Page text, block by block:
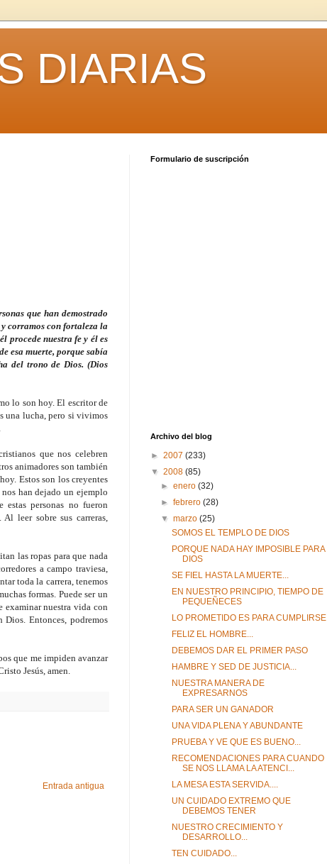
DIARIAS
que han demostrado
corramos con fortaleza la
procede nuestra fe y él es
esa muerte, porque sabía
del trono de Dios. (Dios
lo son hoy. El escritor de
una lucha, pero si vivimos
que nos celebren
animadores son también
Estos son los creyentes
han dejado un ejemplo
estas personas no fueron
leer sobre sus carreras,
las ropas para que nada
a campo traviesa,
toda la carrera, tenemos
formas. Puede ser un
examinar nuestra vida con
Entonces, podremos
que me impiden avanzar
Jesús, amen.
Entrada antigua
Formulario de suscripción
Archivo del blog
► 2007 (233)
▼ 2008 (85)
►enero(32)
►febrero(28)
▼marzo(25)
SOMOS EL TEMPLO DE DIOS
PORQUE NADA HAY IMPOSIBLE PARA
DIOS
SE FIEL HASTA LA MUERTE...
EN NUESTRO PRINCIPIO, TIEMPO DE
PEQUEÑECES
LO PROMETIDO ES PARA CUMPLIRSE
FELIZ EL HOMBRE...
DEBEMOS DAR EL PRIMER PASO
HAMBRE Y SED DE JUSTICIA...
NUESTRA MANERA DE
EXPRESARNOS
PARA SER UN GANADOR
UNA VIDA PLENA Y ABUNDANTE
PRUEBA Y VE QUE ES BUENO...
RECOMENDACIONES PARA CUANDO
SE NOS LLAMA LA ATENCI...
LA MESA ESTA SERVIDA....
UN CUIDADO EXTREMO QUE
DEBEMOS TENER
NUESTRO CRECIMIENTO Y
DESARROLLO...
TEN CUIDADO...